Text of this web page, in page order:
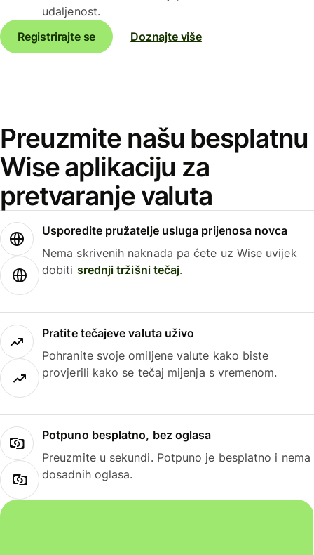
udaljenost.
Registrirajte se
Doznajte više
Preuzmite našu besplatnu
Wise aplikaciju za
pretvaranje valuta
Usporedite pružatelje usluga prijenosa novca
Nema skrivenih naknada pa ćete uz Wise uvijek
dobiti srednji tržišni tečaj.
Pratite tečajeve valuta uživo
Pohranite svoje omiljene valute kako biste
provjerili kako se tečaj mijenja s vremenom.
Potpuno besplatno, bez oglasa
Preuzmite u sekundi. Potpuno je besplatno i nema
dosadnih oglasa.